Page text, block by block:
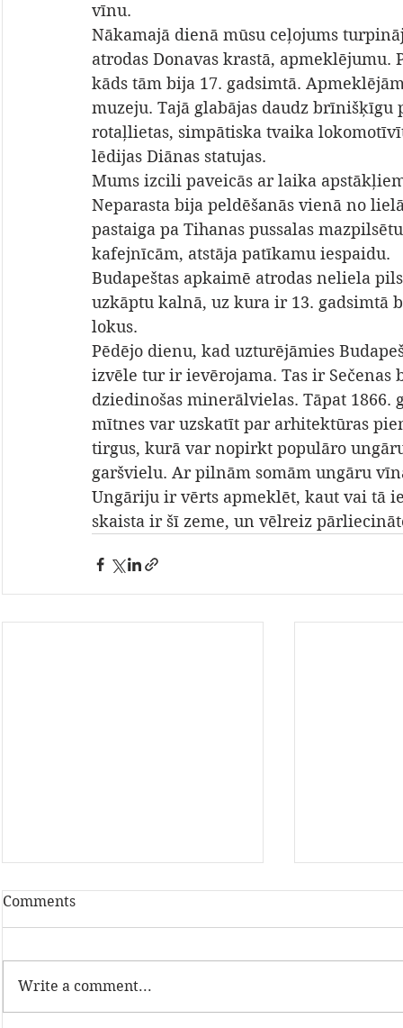
vīnu.
Nākamajā dienā mūsu ceļojums
atrodas Donavas krastā,
kāds tām bija 17. gadsimtā.
muzeju. Tajā glabājas daudz
rotaļlietas, simpātiska tvaika
lēdijas Diānas statujas.
Mums izcili paveicās ar laika
Neparasta bija peldēšanās vienā no
pastaiga pa Tihanas pussalas
kafejnīcām, atstāja patīkamu iespaidu.
Budapeštas apkaimē atrodas neliela
uzkāptu kalnā, uz kura ir 13. gadsimtā
lokus.
Pēdējo dienu, kad uzturējāmies
izvēle tur ir ievērojama. Tas ir Sečenas
dziedinošas minerālvielas. Tāpat 1866.
mītnes var uzskatīt par arhitektūras
tirgus, kurā var nopirkt populāro
garšvielu. Ar pilnām somām ungāru
Ungāriju ir vērts apmeklēt, kaut vai tā
skaista ir šī zeme, un vēlreiz
Comments
Write a comment...